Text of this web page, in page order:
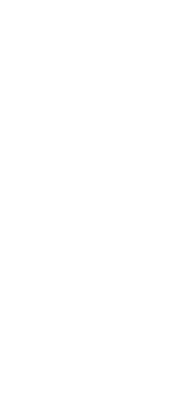
菌薬）による難聴が疑
による視覚障害が疑わ
が疑われた！
よる心室頻拍が